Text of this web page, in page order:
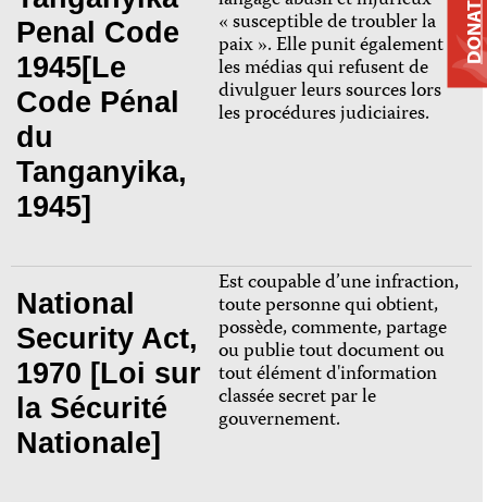
Penal Code
1945[Le
Code Pénal
du
Tanganyika,
1945]
« susceptible de troubler la
paix ». Elle punit également
les médias qui refusent de
divulguer leurs sources lors
les procédures judiciaires.
National
Security Act,
1970 [Loi sur
la Sécurité
Nationale]
Est coupable d’une infraction,
toute personne qui obtient,
possède, commente, partage
ou publie tout document ou
tout élément d'information
classée secret par le
gouvernement.
DONATE